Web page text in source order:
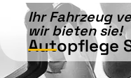
Ihr Fahrzeug
wir bieten sie!​
Autopflege